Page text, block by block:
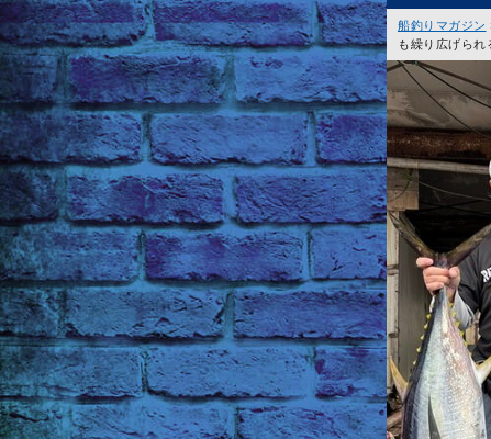
船釣りマガジン
も繰り広げられ